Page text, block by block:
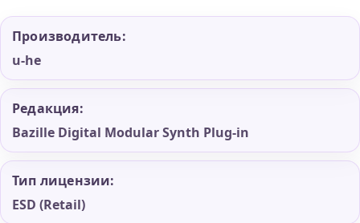
Производитель:
u-he
Редакция:
Bazille Digital Modular Synth Plug-in
Тип лицензии:
ESD (Retail)